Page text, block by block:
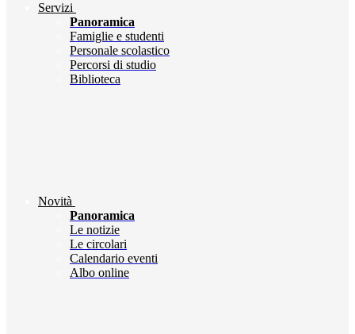
Servizi
Panoramica
Famiglie e studenti
Personale scolastico
Percorsi di studio
Biblioteca
Novità
Panoramica
Le notizie
Le circolari
Calendario eventi
Albo online